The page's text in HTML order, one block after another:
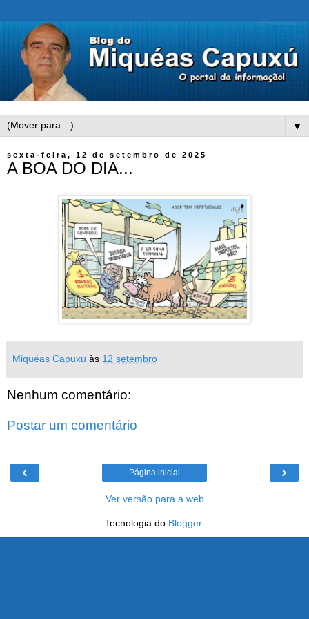
▼
sexta-feira, 12 de setembro de 2025
A BOA DO DIA...
Miquéas Capuxu às 12 setembro
Nenhum comentário:
Postar um comentário
‹ ›
Página inicial
Ver versão para a web
Tecnologia do Blogger.